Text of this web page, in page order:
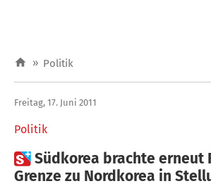
» Politik
Politik
Freitag, 17. Juni 2011
Südkorea brachte erneut
Grenze zu Nordkorea in